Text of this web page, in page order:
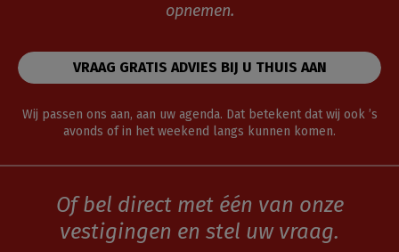
opnemen.
VRAAG GRATIS ADVIES BIJ U THUIS AAN
Wij passen ons aan, aan uw agenda. Dat betekent dat wij ook ’s
avonds of in het weekend langs kunnen komen.
Of bel direct met één van onze
vestigingen en stel uw vraag.